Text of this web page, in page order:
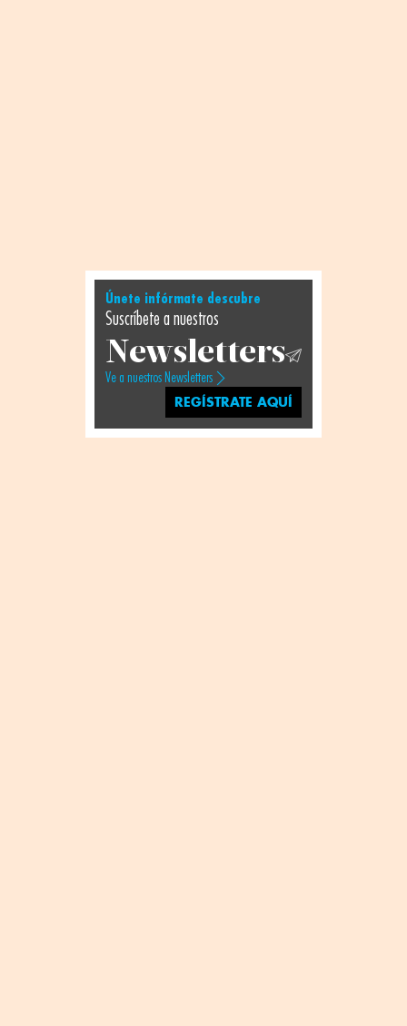
Únete infórmate descubre
Suscríbete a nuestros
Newsletters
Ve a nuestros Newsletters
REGÍSTRATE AQUÍ